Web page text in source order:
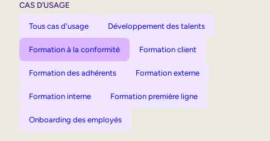
CAS D’USAGE
Tous cas d'usage Développement des talents
Formation à la conformité Formation client
Formation des adhérents Formation externe
Formation interne Formation première ligne
Onboarding des employés